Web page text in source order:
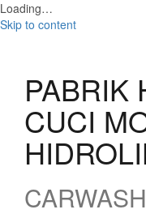
Loading…
Skip to content
PABRIK
CUCI